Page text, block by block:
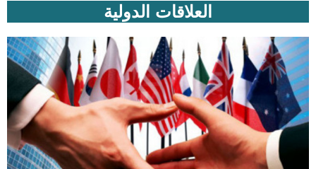
العلاقات الدولية